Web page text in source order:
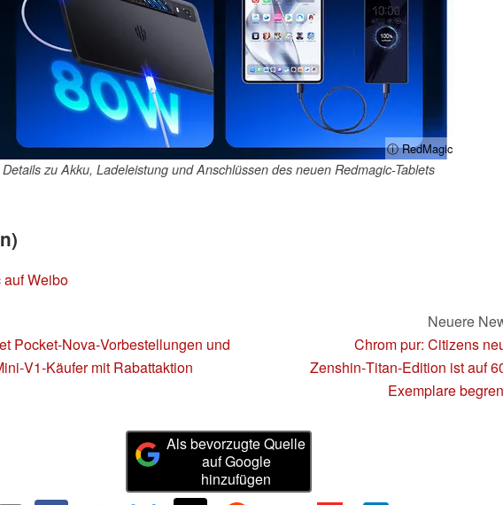
ⓘ RedMagic
Details zu Akku, Ladeleistung und Anschlüssen des neuen Redmagic-Tablets
Weibo
Pocket‑Nova‑Vorbestellungen und
mit Rabattaktion
Neuere
Chrom pur: Citizens
Zenshin‑Titan‑Edition ist auf
Exemplare
Als bevorzugte Quelle
auf Google
hinzufügen